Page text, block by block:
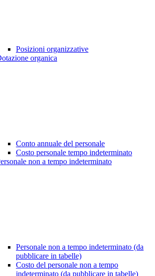
Posizioni organizzative
organica
Conto annuale del personale
Costo personale tempo indeterminato
non a tempo indeterminato
Personale non a tempo indeterminato (da
pubblicare in tabelle)
Costo del personale non a tempo
indeterminato (da pubblicare in tabelle)